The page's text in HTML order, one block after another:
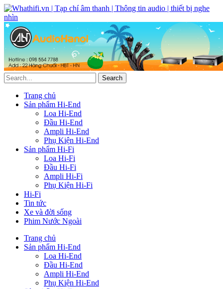
Trang chủ
Sản phẩm Hi-End
Loa Hi-End
Đầu Hi-End
Ampli Hi-End
Phụ Kiện Hi-End
Sản phẩm Hi-Fi
Loa Hi-Fi
Đầu Hi-Fi
Ampli Hi-Fi
Phụ Kiện Hi-Fi
Hi-Fi
Tin tức
Xe và đời sống
Phim Nước Ngoài
Trang chủ
Sản phẩm Hi-End
Loa Hi-End
Đầu Hi-End
Ampli Hi-End
Phụ Kiện Hi-End